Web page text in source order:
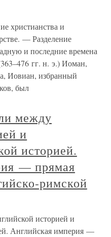
и
— Разделение
и последние времена
гг. н. э.) Иоман,
Иовиан, избранный
был
между
и
историей.
— прямая
римской
историей и
Английская империя —